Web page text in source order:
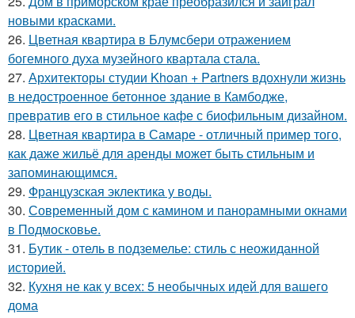
новыми красками.
26. Цветная квартира в Блумсбери отражением
богемного духа музейного квартала стала.
27. Архитекторы студии Khoan + Partners вдохнули жизнь
в недостроенное бетонное здание в Камбодже,
превратив его в стильное кафе с биофильным дизайном.
28. Цветная квартира в Самаре - отличный пример того,
как даже жильё для аренды может быть стильным и
запоминающимся.
29. Французская эклектика у воды.
30. Современный дом с камином и панорамными окнами
в Подмосковье.
31. Бутик - отель в подземелье: стиль с неожиданной
историей.
32. Кухня не как у всех: 5 необычных идей для вашего
дома